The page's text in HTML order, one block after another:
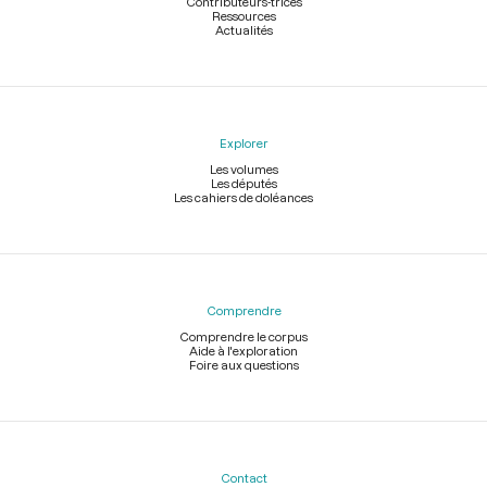
Ressources
Actualités
Explorer
Les volumes
Les députés
Les cahiers de doléances
Comprendre
Comprendre le corpus
Aide à l'exploration
Foire aux questions
Contact